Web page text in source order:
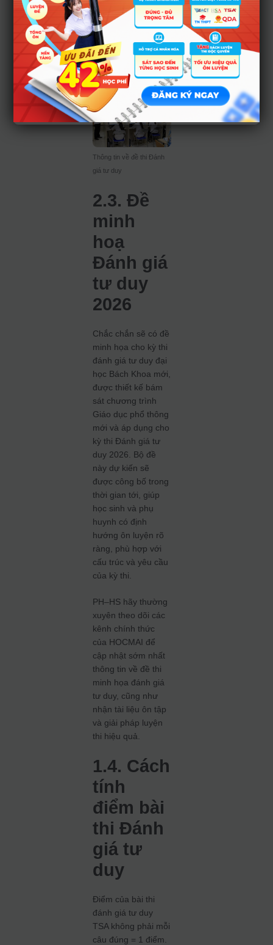
>>> XEM THÊM:
Đánh giá tư duy
gồm những môn
nào? Cấu trúc &
cách tính điểm chi
tiết
Thông tin về đề thi Đánh
giá tư duy
2.3. Đề
minh
hoạ
Đánh giá
tư duy
2026
Chắc chắn sẽ có đề
minh họa cho kỳ thi
đánh giá tư duy đại
học Bách Khoa mới,
được thiết kế bám
sát chương trình
Giáo dục phổ thông
mới và áp dụng cho
kỳ thi Đánh giá tư
duy 2026. Bộ đề
này dự kiến sẽ
được công bố trong
thời gian tới, giúp
học sinh và phụ
huynh có định
hướng ôn luyện rõ
ràng, phù hợp với
cấu trúc và yêu cầu
của kỳ thi.
PH–HS hãy thường
xuyên theo dõi các
kênh chính thức
của HOCMAI để
cập nhật sớm nhất
thông tin về đề thi
minh họa đánh giá
tư duy, cũng như
nhận tài liệu ôn tập
và giải pháp luyện
thi hiệu quả.
1.4. Cách
tính
điểm bài
thi Đánh
giá tư
duy
Điểm của bài thi
đánh giá tư duy
TSA không phải mỗi
câu đúng = 1 điểm.